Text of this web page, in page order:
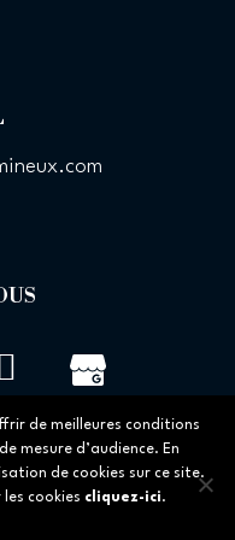
de
de meilleures conditions
mesure d’audience. En
de cookies sur ce site.
cookies cliquez-ici.